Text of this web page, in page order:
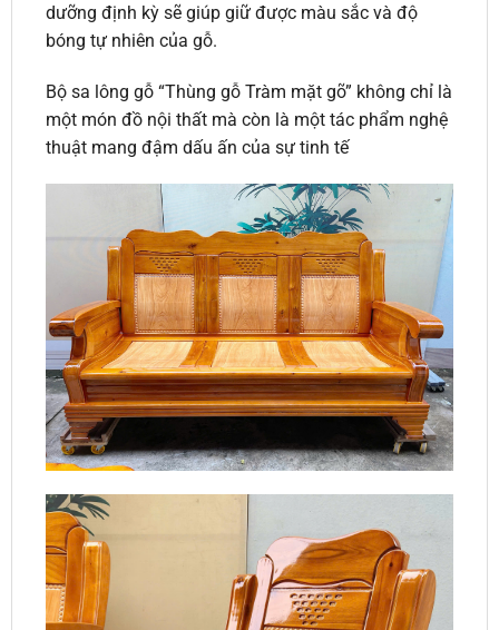
dưỡng định kỳ sẽ giúp giữ được màu sắc và độ
bóng tự nhiên của gỗ.
Bộ sa lông gỗ “Thùng gỗ Tràm mặt gõ” không chỉ là
một món đồ nội thất mà còn là một tác phẩm nghệ
thuật mang đậm dấu ấn của sự tinh tế